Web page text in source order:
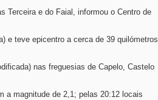
Terceira e do Faial, informou o Centro de
e teve epicentro a cerca de 39 quilómetros
nas freguesias de Capelo, Castelo
a magnitude de 2,1; pelas 20:12 locais